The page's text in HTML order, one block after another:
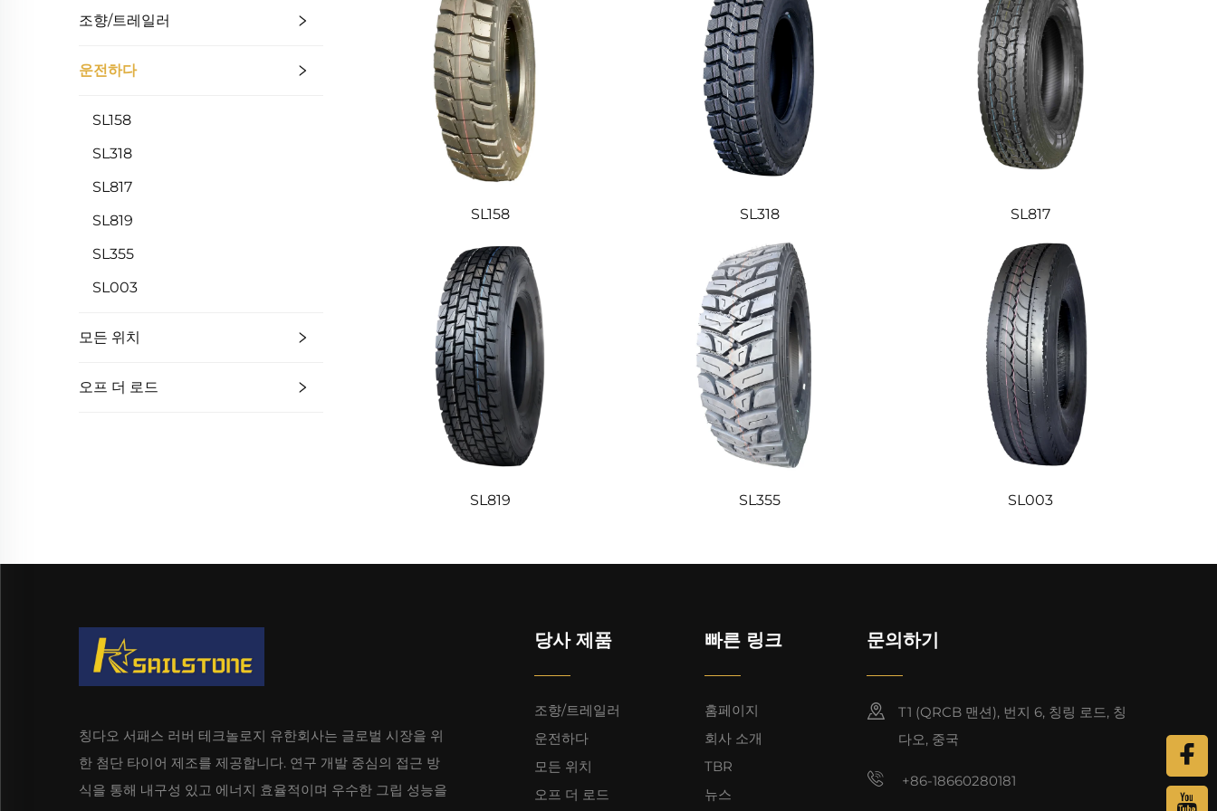
조향/트레일러
운전하다
SL158
SL318
SL817
SL819
SL355
SL003
모든 위치
오프 더 로드
SL158 SL318 SL817
SL819 SL355 SL003
칭다오 서패스 러버 테크놀로지 유한회사는 글로벌 시장을 위
한 첨단 타이어 제조를 제공합니다. 연구 개발 중심의 접근 방
식을 통해 내구성 있고 에너지 효율적이며 우수한 그립 성능을
당사 제품
조향/트레일러
운전하다
모든 위치
오프 더 로드
빠른 링크
홈페이지
회사 소개
TBR
뉴스
문의하기
T1 (QRCB 맨션), 번지 6, 칭링 로드, 칭
다오, 중국
+86-18660280181